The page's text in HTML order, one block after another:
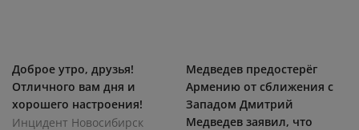
Доброе утро, друзья!
Отличного вам дня и
хорошего настроения!
Инцидент Новосибирск
Медведев предостерёг
Армению от сближения с
Западом Дмитрий
Медведев заявил, что